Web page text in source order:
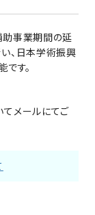
事業期間の延
、日本学術振興
す。
メールにてご